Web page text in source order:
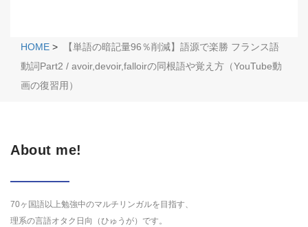
HOME >
【単語の暗記量96％削減】語源で楽勝 フランス語
動詞Part2 / avoir,devoir,falloirの同根語や覚え方（YouTube動
画の復習用）
About me!
70ヶ国語以上勉強中のマルチリンガルを目指す、
理系の言語オタク日向（ひゅうが）です。